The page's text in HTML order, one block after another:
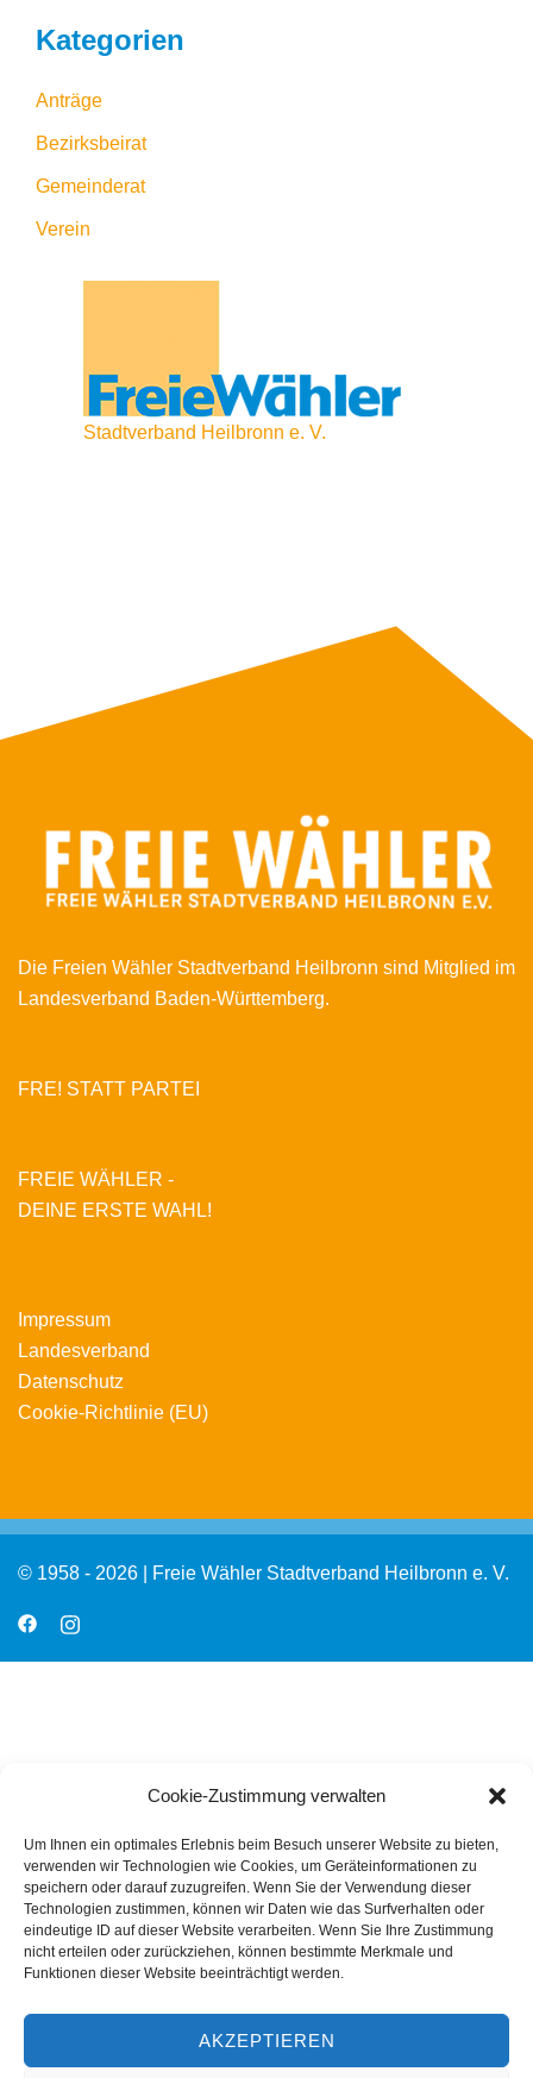
Cookie-Zustimmung verwalten
Um Ihnen ein optimales Erlebnis beim Besuch unserer Website zu bieten,
verwenden wir Technologien wie Cookies, um Geräteinformationen zu
speichern oder darauf zuzugreifen. Wenn Sie der Verwendung dieser
Technologien zustimmen, können wir Daten wie das Surfverhalten oder
eindeutige ID auf dieser Website verarbeiten. Wenn Sie Ihre Zustimmung
nicht erteilen oder zurückziehen, können bestimmte Merkmale und
Funktionen dieser Website beeinträchtigt werden.
AKZEPTIEREN
Kategorien
Anträge
Bezirksbeirat
Gemeinderat
Verein
Stadtverband Heilbronn e. V.
Die Freien Wähler Stadtverband Heilbronn sind Mitglied im
Landesverband Baden-Württemberg.
FRE! STATT PARTEI
FREIE WÄHLER -
DEINE ERSTE WAHL!
Impressum
Landesverband
Datenschutz
Cookie-Richtlinie (EU)
© 1958 - 2026 | Freie Wähler Stadtverband Heilbronn e. V.